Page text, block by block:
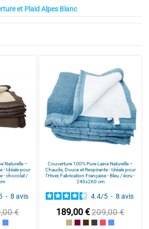
et Plaid Alpes Blanc
Naturelle –
- Idéale pour
- chocolat /
- 8 avis
€
/ écru
écru / écru
Bleu / écru
Couverture 100% Pure Laine Naturelle –
Chaude, Douce et Respirante - Idéale pour
l’Hiver, Fabrication Française - Bleu / écru -
240x260 cm
4.4/5 - 8avis
189,00 €209,00 €
Ecruprune / écru
chocolat / écru
gris / écru
Fuchsia / écru
Bleu / écru